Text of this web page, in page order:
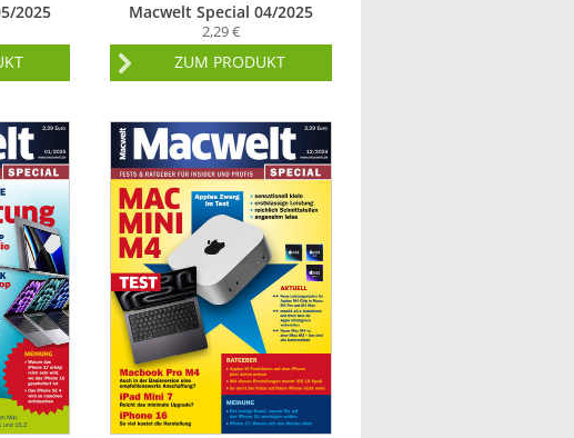
2025 Macwelt Special 04/2025
2,29 €
ZUM PRODUKT